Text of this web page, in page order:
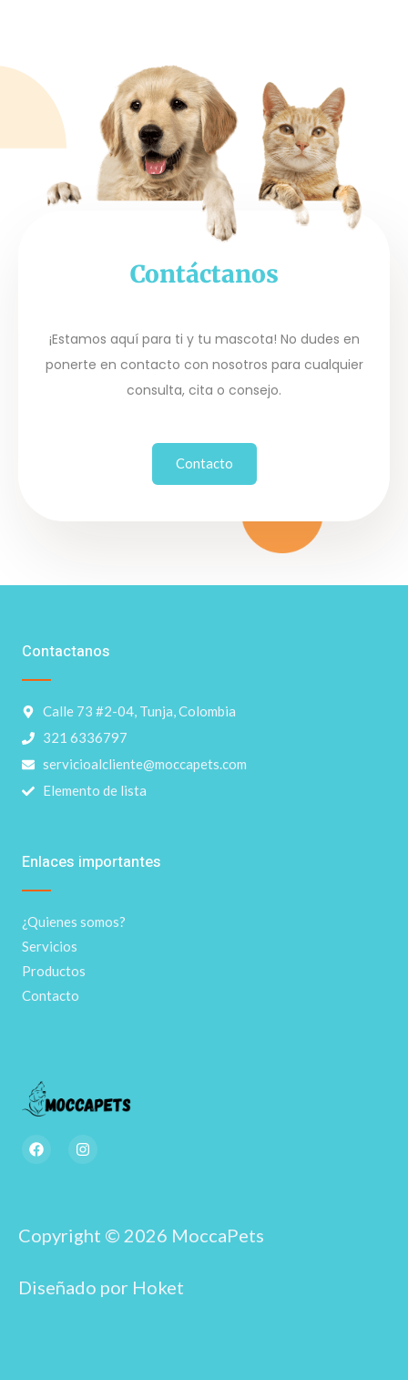
Contáctanos
¡Estamos aquí para ti y tu mascota! No dudes en
ponerte en contacto con nosotros para cualquier
consulta, cita o consejo.
Contacto
F
a
k
I
n
r
a
Enlaces importantes
¿Quienes somos?
Servicios
Productos
Contacto
Contactanos
Calle 73 #2-04, Tunja, Colombia
321 6336797
servicioalcliente@moccapets.com
Elemento de lista
Copyright © 2026 MoccaPets
Diseñado por Hoket